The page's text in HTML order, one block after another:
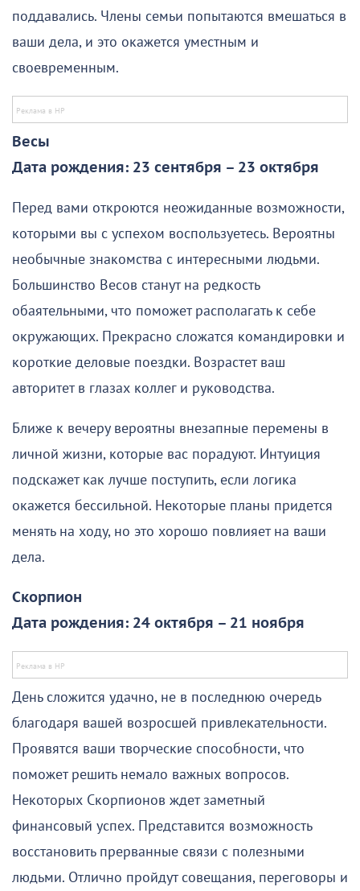
поддавались. Члены семьи попытаются вмешаться в
ваши дела, и это окажется уместным и
своевременным.
Весы
Дата рождения: 23 сентября – 23 октября
Перед вами откроются неожиданные возможности,
которыми вы с успехом воспользуетесь. Вероятны
необычные знакомства с интересными людьми.
Большинство Весов станут на редкость
обаятельными, что поможет располагать к себе
окружающих. Прекрасно сложатся командировки и
короткие деловые поездки. Возрастет ваш
авторитет в глазах коллег и руководства.
Ближе к вечеру вероятны внезапные перемены в
личной жизни, которые вас порадуют. Интуиция
подскажет как лучше поступить, если логика
окажется бессильной. Некоторые планы придется
менять на ходу, но это хорошо повлияет на ваши
дела.
Скорпион
Дата рождения: 24 октября – 21 ноября
День сложится удачно, не в последнюю очередь
благодаря вашей возросшей привлекательности.
Проявятся ваши творческие способности, что
поможет решить немало важных вопросов.
Некоторых Скорпионов ждет заметный
финансовый успех. Представится возможность
восстановить прерванные связи с полезными
людьми. Отлично пройдут совещания, переговоры и